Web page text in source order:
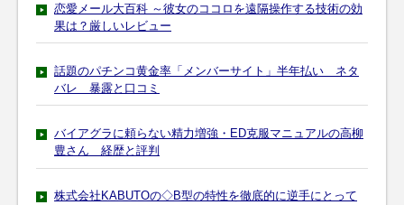
恋愛メール大百科 ～彼女のココロを遠隔操作する技術の効
果は？厳しいレビュー
話題のパチンコ黄金率「メンバーサイト」半年払い ネタ
バレ 暴露と口コミ
バイアグラに頼らない精力増強・ED克服マニュアルの高柳
豊さん 経歴と評判
株式会社KABUTOの◇B型の特性を徹底的に逆手にとって